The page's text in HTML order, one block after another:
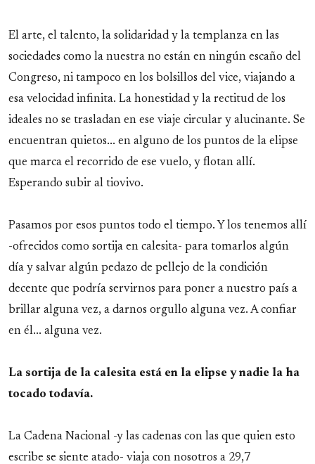
El arte, el talento, la solidaridad y la templanza en las
sociedades como la nuestra no están en ningún escaño del
Congreso, ni tampoco en los bolsillos del vice, viajando a
esa velocidad infinita. La honestidad y la rectitud de los
ideales no se trasladan en ese viaje circular y alucinante. Se
encuentran quietos... en alguno de los puntos de la elipse
que marca el recorrido de ese vuelo, y flotan allí.
Esperando subir al tiovivo.
Pasamos por esos puntos todo el tiempo. Y los tenemos allí
-ofrecidos como sortija en calesita- para tomarlos algún
día y salvar algún pedazo de pellejo de la condición
decente que podría servirnos para poner a nuestro país a
brillar alguna vez, a darnos orgullo alguna vez. A confiar
en él... alguna vez.
La sortija de la calesita está en la elipse y nadie la ha
tocado todavía.
La Cadena Nacional -y las cadenas con las que quien esto
escribe se siente atado- viaja con nosotros a 29,7